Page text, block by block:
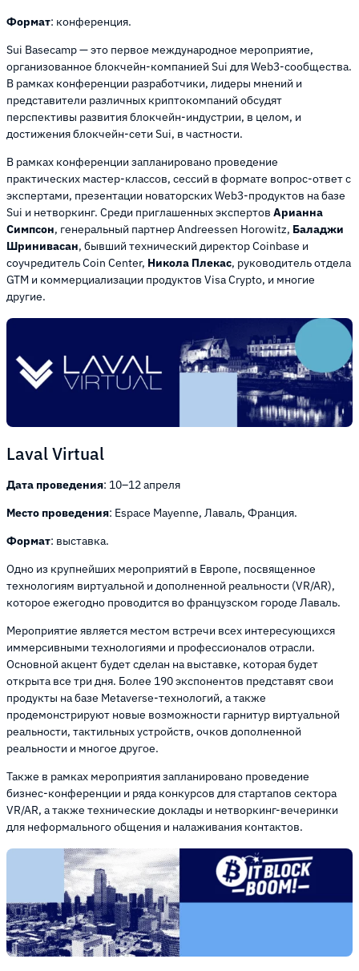
Формат: конференция.
Sui Basecamp — это первое международное мероприятие,
организованное блокчейн-компанией Sui для Web3-сообщества.
В рамках конференции разработчики, лидеры мнений и
представители различных криптокомпаний обсудят
перспективы развития блокчейн-индустрии, в целом, и
достижения блокчейн-сети Sui, в частности.
В рамках конференции запланировано проведение
практических мастер-классов, сессий в формате вопрос-ответ с
экспертами, презентации новаторских Web3-продуктов на базе
Sui и нетворкинг. Среди приглашенных экспертов Арианна
Симпсон, генеральный партнер Andreessen Horowitz, Баладжи
Шринивасан, бывший технический директор Coinbase и
соучредитель Coin Center, Никола Плекас, руководитель отдела
GTM и коммерциализации продуктов Visa Crypto, и многие
другие.
Laval Virtual
Дата проведения: 10–12 апреля
Место проведения: Espace Mayenne, Лаваль, Франция.
Формат: выставка.
Одно из крупнейших мероприятий в Европе, посвященное
технологиям виртуальной и дополненной реальности (VR/AR),
которое ежегодно проводится во французском городе Лаваль.
Мероприятие является местом встречи всех интересующихся
иммерсивными технологиями и профессионалов отрасли.
Основной акцент будет сделан на выставке, которая будет
открыта все три дня. Более 190 экспонентов представят свои
продукты на базе Metaverse-технологий, а также
продемонстрируют новые возможности гарнитур виртуальной
реальности, тактильных устройств, очков дополненной
реальности и многое другое.
Также в рамках мероприятия запланировано проведение
бизнес-конференции и ряда конкурсов для стартапов сектора
VR/AR, а также технические доклады и нетворкинг-вечеринки
для неформального общения и налаживания контактов.